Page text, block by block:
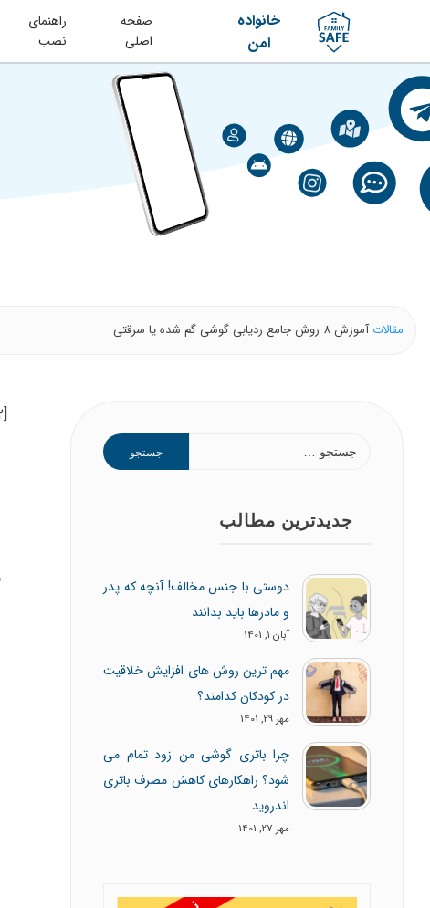
خانواده
امن
صفحه
اصلی
راهنمای
نصب
مقالات آموزش 8 روش جامع ردیابی گوشی گم شده یا سرقتی
[smartslider3 slider="2"]
جدیدترین مطالب
دوستی با جنس مخالف! آنچه که پدر
و مادرها باید بدانند
آبان 1, 1401
مهم ترین روش های افزایش خلاقیت
در کودکان کدامند؟
مهر 29, 1401
چرا باتری گوشی من زود تمام می
شود؟ راهکارهای کاهش مصرف باتری
اندروید
مهر 27, 1401